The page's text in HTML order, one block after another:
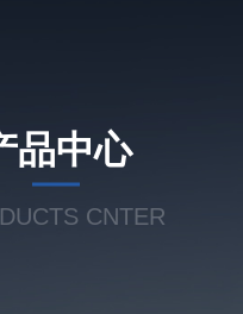
品中心
CNTER